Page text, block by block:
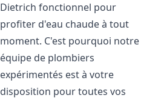
Dietrich fonctionnel pour
profiter d'eau chaude à tout
moment. C'est pourquoi notre
équipe de plombiers
expérimentés est à votre
disposition pour toutes vos